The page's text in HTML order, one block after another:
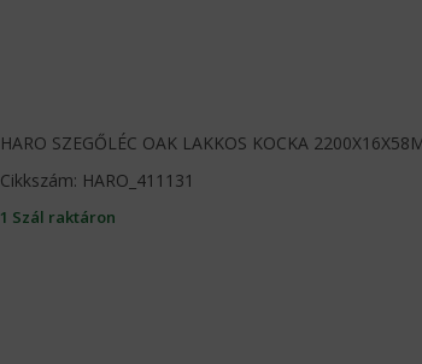
HARO SZEGŐLÉC OAK LAKKOS KOCKA
Cikkszám: HARO_411131
1 Szál raktáron